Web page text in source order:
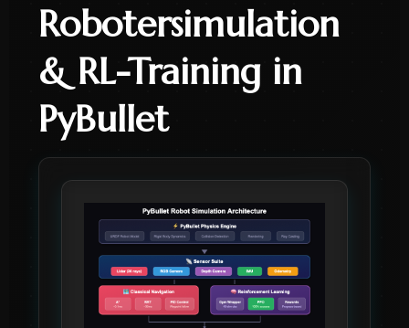
Robotersimulation
& RL-Training in
PyBullet